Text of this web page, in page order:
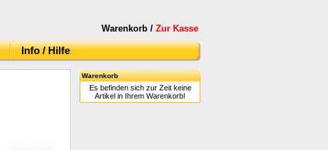
Warenkorb / Zur Kasse
Info / Hilfe
Warenkorb
Es befinden sich zur Zeit keine
Artikel in Ihrem Warenkorb!